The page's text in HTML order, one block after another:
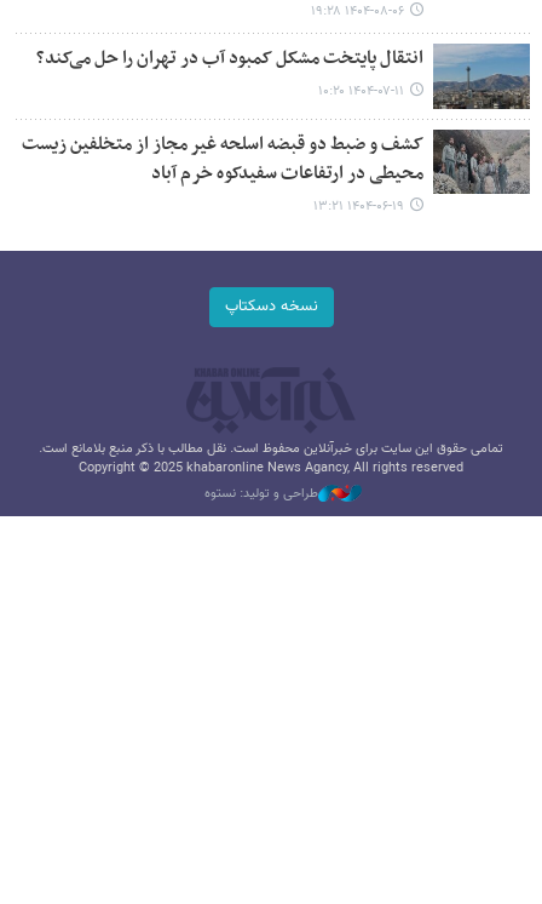
۱۴۰۴-۰۸-۰۶ ۱۹:۲۸
انتقال پایتخت مشکل کمبود آب در تهران را حل می‌کند؟
۱۴۰۴-۰۷-۱۱ ۱۰:۲۰
کشف و ضبط دو قبضه اسلحه غیر مجاز از متخلفین زیست
محیطی در ارتفاعات سفیدکوه خرم آباد
۱۴۰۴-۰۶-۱۹ ۱۳:۲۱
نسخه دسکتاپ
تمامی حقوق این سایت برای خبرآنلاین محفوظ است. نقل مطالب با ذکر منبع بلامانع است.
Copyright © 2025 khabaronline News Agancy, All rights reserved
طراحی و تولید: نستوه